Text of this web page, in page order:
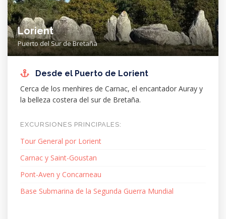
Lorient
Puerto del Sur de Bretaña
Desde el Puerto de Lorient
Cerca de los menhires de Carnac, el encantador Auray y
la belleza costera del sur de Bretaña.
EXCURSIONES PRINCIPALES:
Tour General por Lorient
Carnac y Saint-Goustan
Pont-Aven y Concarneau
Base Submarina de la Segunda Guerra Mundial